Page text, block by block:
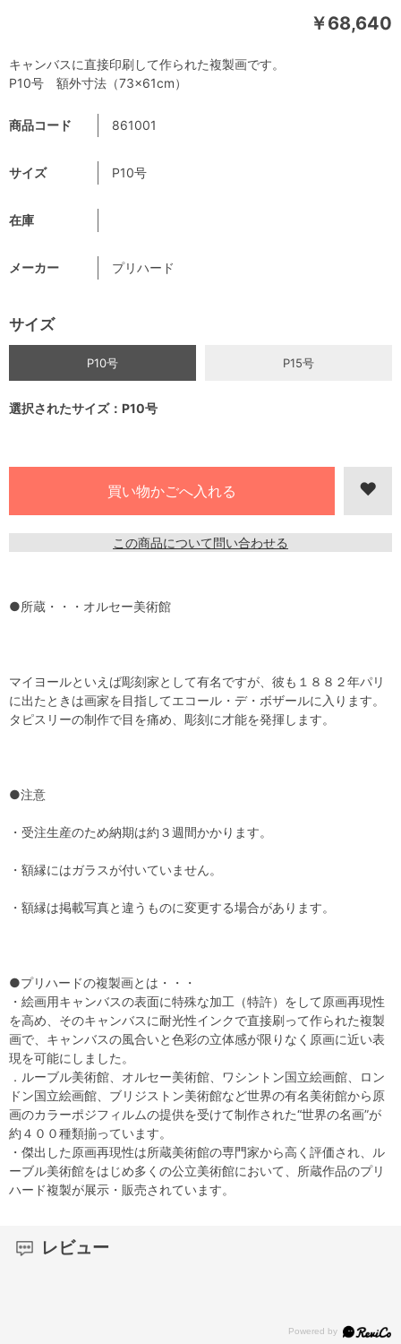
￥68,640
商品コード 861001
サイズ P10号
在庫
メーカー プリハード
サイズ
P10号 P15号
選択されたサイズ：P10号
この商品について問い合わせる
キャンバスに直接印刷して作られた複製画です。
P10号 額外寸法（73×61cm）
●所蔵・・・オルセー美術館
マイヨールといえば彫刻家として有名ですが、彼も１８８２年パリ
に出たときは画家を目指してエコール・デ・ボザールに入ります。
タピスリーの制作で目を痛め、彫刻に才能を発揮します。
●注意
・受注生産のため納期は約３週間かかります。
・額縁にはガラスが付いていません。
・額縁は掲載写真と違うものに変更する場合があります。
●プリハードの複製画とは・・・
・絵画用キャンバスの表面に特殊な加工（特許）をして原画再現性
を高め、そのキャンバスに耐光性インクで直接刷って作られた複製
画で、キャンバスの風合いと色彩の立体感が限りなく原画に近い表
現を可能にしました。
．ルーブル美術館、オルセー美術館、ワシントン国立絵画館、ロン
ドン国立絵画館、ブリジストン美術館など世界の有名美術館から原
画のカラーポジフィルムの提供を受けて制作された“世界の名画”が
約４００種類揃っています。
・傑出した原画再現性は所蔵美術館の専門家から高く評価され、ル
ーブル美術館をはじめ多くの公立美術館において、所蔵作品のプリ
ハード複製が展示・販売されています。
レビュー